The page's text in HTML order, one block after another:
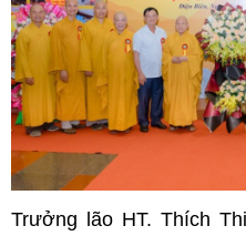
Trưởng lão HT. Thích